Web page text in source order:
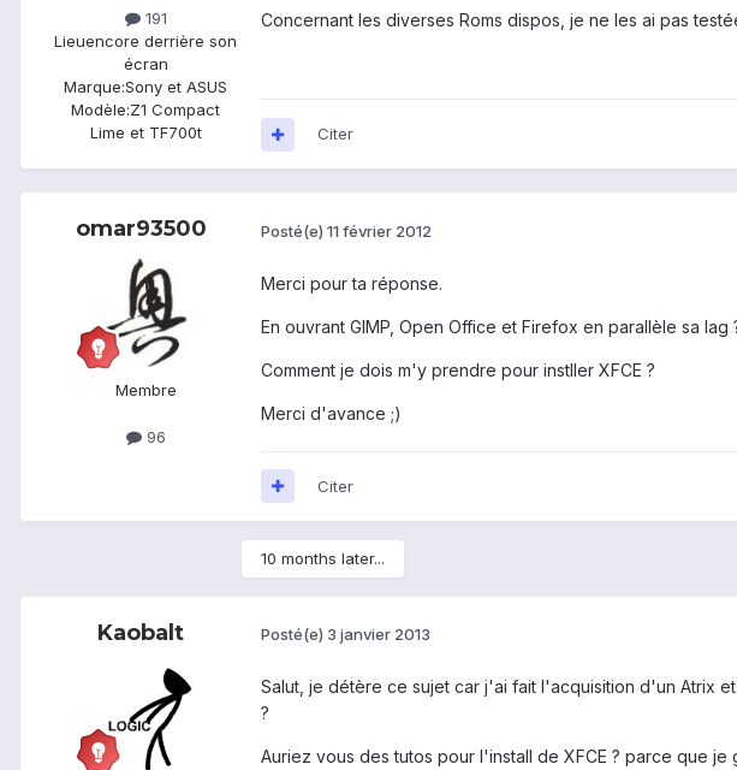
191
Lieuencore derrière son
écran
Marque:Sony et ASUS
Modèle:Z1 Compact
Lime et TF700t
Concernant les diverses Roms dispos, je ne les ai pas
Citer
omar93500
Membre
96
Posté(e) 11 février 2012
Merci pour ta réponse.
En ouvrant GIMP, Open Office et Firefox en parallèle sa lag
Comment je dois m'y prendre pour instller XFCE ?
Merci d'avance ;)
Citer
10 months later...
Kaobalt Posté(e) 3 janvier 2013
Salut, je détère ce sujet car j'ai fait l'acquisition d'un Atrix
?
Auriez vous des tutos pour l'install de XFCE ? parce que